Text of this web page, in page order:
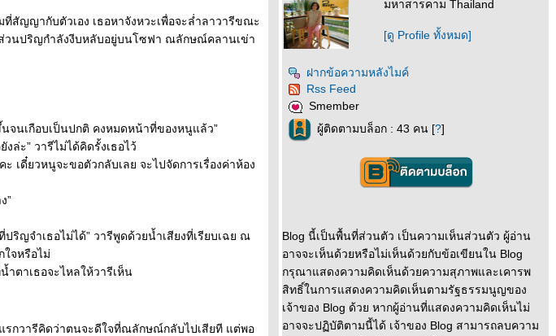
สัญญากับตัวเอง เธอหาจังหวะเพื่อจะล่ำลาวารีขณะ
ส่วนปริญกำลังงีบหลับอยู่บนโซฟา ณลักษณ์คลานเข่า
จนเกือบเป็นปกติ คงหมดหน้าที่ของหนูแล้ว”
ล่ะ” วารีไม่ได้คิดรั้งเธอไว้
เดี๋ยวหนูจะขอตัวกลับเลย จะไปจัดการเรื่องค่าห้อง
”
ญจำเธอไม่ได้” วารีพูดด้วยน้ำเสียงที่เรียบเฉย ณ
จหรือไม่
ตาเธอจะไหลให้วารีเห็น
กวารีคิดว่าตนจะดีใจที่ณลักษณ์กลับไปเสียที แต่พอ
มหาสารคาม Thailand
[ดู Profile ทั้งหมด]
ฝากข้อความหลังไมค์
Rss Feed
Smember
ผู้ติดตามบล็อก : 43 คน [?]
Blog นี้เป็นพื้นที่ส่วนตัว เป็นความเห็นส่วนตัว ผู้อ่าน
อาจจะเห็นด้วยหรือไม่เห็นด้วยกับข้อเขียนใน Blog
กรุณาแสดงความคิดเห็นด้วยความสุภาพและเคารพ
สิทธิ์ในการแสดงความคิดเห็นตามรัฐธรรมนูญของ
เจ้าของ Blog ด้วย หากผู้อ่านที่แสดงความคิดเห็นไม่
อาจจะปฏิบัติตามนี้ได้ เจ้าของ Blog สามารถลบความ